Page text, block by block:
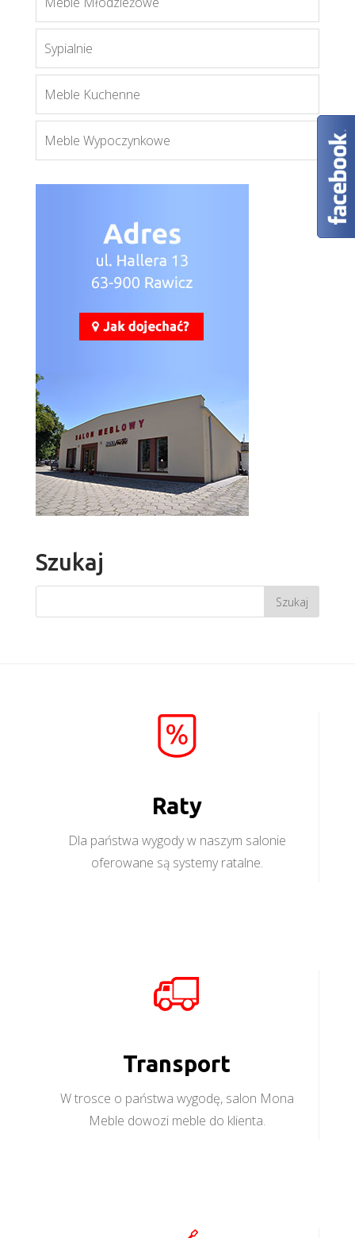
Sypialnie
Meble Kuchenne
Meble Wypoczynkowe
Szukaj
Raty
Dla państwa wygody w naszym salonie
oferowane są systemy ratalne.
Transport
W trosce o państwa wygodę, salon Mona
Meble dowozi meble do klienta.